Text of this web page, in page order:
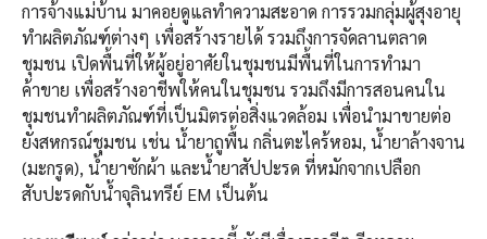
การจ้างแม่บ้าน มาคอยดูแลทำความสะอาด การรวมกลุ่มผู้สุงอายุ
ทำผลิตภัณฑ์ต่างๆ เพื่อสร้างรายได้ รวมถึงการจัดลานตลาด
ชุมชน เปิดพื้นที่ให้ผู้อยู่อาศัยในชุมชนมีพื้นที่ในการทำมา
ค้าขาย เพื่อสร้างอาชีพให้คนในชุมชน รวมถึงมีการสอนคนใน
ชุมชนทำผลิตภัณฑ์ที่เป็นมิตรต่อสิ่งแวดล้อม เพื่อนำมาขายต่อ
ยังสหกรณ์ชุมชน เช่น น้ำยาถูพื้น กลิ่นตะไคร้หอม, น้ำยาล้างจาน
(มะกรูด), น้ำยาซักผ้า และน้ำยาสัปปะรด ที่หมักจากเปลือก
สับปะรดกับน้ำจุลินทรีย์ EM เป็นต้น